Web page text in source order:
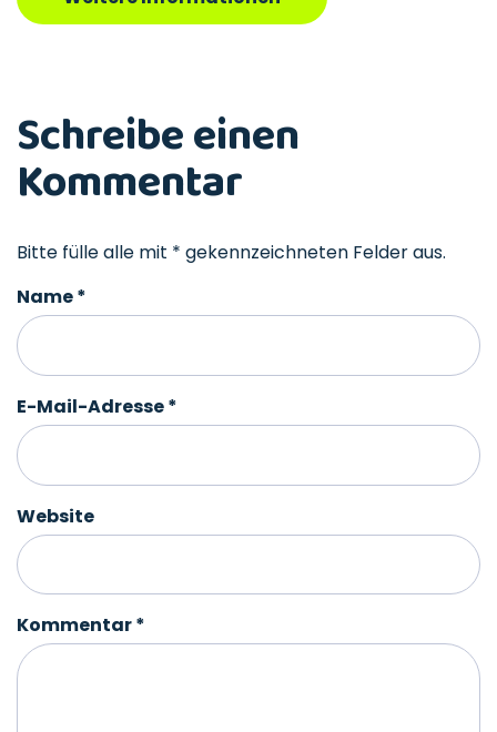
Schreibe einen
Kommentar
Bitte fülle alle mit * gekennzeichneten Felder aus.
Name*
E-Mail-Adresse*
Website
Kommentar*